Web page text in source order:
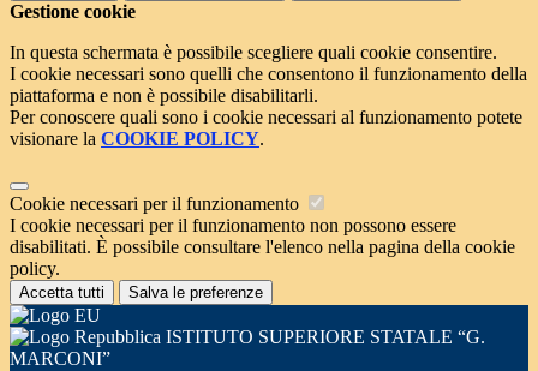
Gestione cookie
In questa schermata è possibile scegliere quali cookie consentire.
I cookie necessari sono quelli che consentono il funzionamento della
piattaforma e non è possibile disabilitarli.
Per conoscere quali sono i cookie necessari al funzionamento potete
visionare la COOKIE POLICY.
Cookie necessari per il funzionamento
I cookie necessari per il funzionamento non possono essere
disabilitati. È possibile consultare l'elenco nella pagina della cookie
policy.
Accetta tutti Salva le preferenze
ISTITUTO SUPERIORE STATALE “G.
MARCONI”